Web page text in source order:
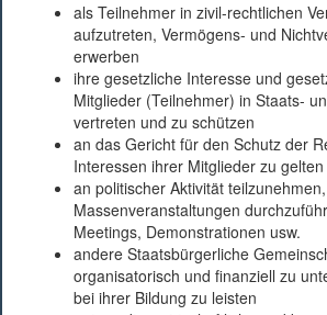
als Teilnehmer in zivil-rechtlichen
aufzutreten, Vermögens- und
erwerben
ihre gesetzliche Interesse und
Mitglieder (Teilnehmer) in Staats-
vertreten und zu schützen
an das Gericht für den Schutz der
Interessen ihrer Mitglieder zu gelten
an politischer Aktivität teilzunehmen,
Massenveranstaltungen
Meetings, Demonstrationen usw.
andere Staatsbürgerliche
organisatorisch und finanziell zu
bei ihrer Bildung zu leisten